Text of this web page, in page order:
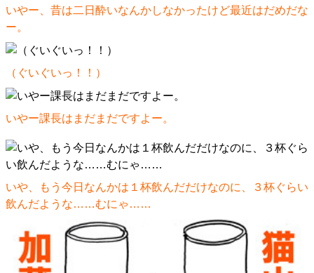
いやー、昔は二日酔いなんかしなかったけど最近はだめだな
ー。
（ぐいぐいっ！！）
いやー課長はまだまだですよー。
いや、もう今日なんかは１杯飲んだだけなのに、３杯ぐらい
飲んだような……むにゃ……